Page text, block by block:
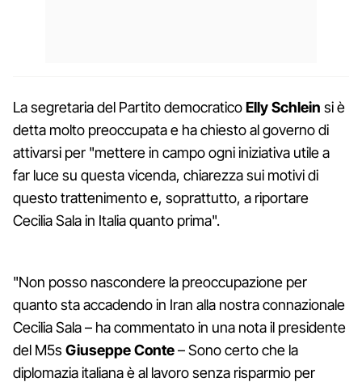
La segretaria del Partito democraticoElly Schlein si è
detta molto preoccupata e ha chiesto al governo di
attivarsi per "mettere in campo ogni iniziativa utile a
far luce su questa vicenda, chiarezza sui motivi di
questo trattenimento e, soprattutto, a riportare
Cecilia Sala in Italia quanto prima".
"Non posso nascondere la preoccupazione per
quanto sta accadendo in Iran alla nostra connazionale
Cecilia Sala – ha commentato in una nota il presidente
del M5s Giuseppe Conte– Sono certo che la
diplomazia italiana è al lavoro senza risparmio per